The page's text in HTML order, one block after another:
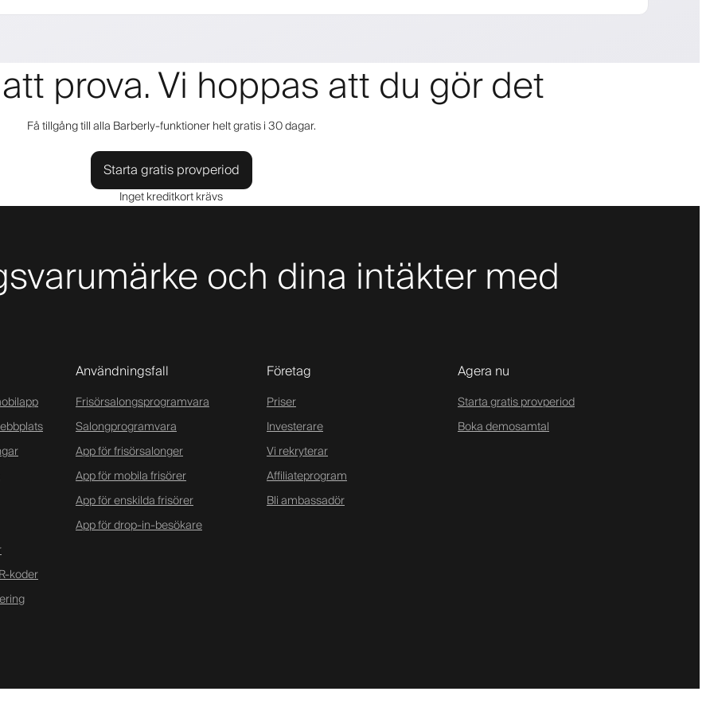
prova. Vi hoppas att du gör det
Få tillgång till alla Barberly-funktioner helt gratis i 30 dagar.
Starta gratis provperiod
Inget kreditkort krävs
och dina intäkter med
koder
Användningsfall
Frisörsalongsprogramvara
Salongprogramvara
App för frisörsalonger
App för mobila frisörer
App för enskilda frisörer
App för drop-in-besökare
Företag
Priser
Investerare
Vi rekryterar
Affiliateprogram
Bli ambassadör
Agera nu
Starta gratis provperiod
Boka demosamtal